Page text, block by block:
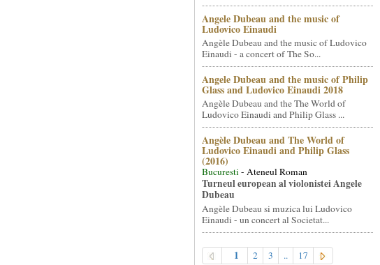
Angele Dubeau and the music of
Ludovico Einaudi
Angèle Dubeau and the music of Ludovico
Einaudi - a concert of The So...
Angele Dubeau and the music of Philip
Glass and Ludovico Einaudi 2018
Angèle Dubeau and the The World of
Ludovico Einaudi and Philip Glass ...
Angèle Dubeau and The World of
Ludovico Einaudi and Philip Glass
(2016)
Bucuresti- Ateneul Roman
Turneul european al violonistei Angele
Dubeau
Angèle Dubeau si muzica lui Ludovico
Einaudi - un concert al Societat...
1 2 3 .. 17